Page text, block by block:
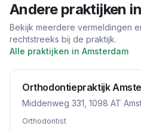
Andere praktijken
Bekijk meerdere vermeldingen
rechtstreeks bij de praktijk.
Alle praktijken in Amsterdam
Orthodontiepraktijk
Middenweg 331, 1098 AT
Orthodontist